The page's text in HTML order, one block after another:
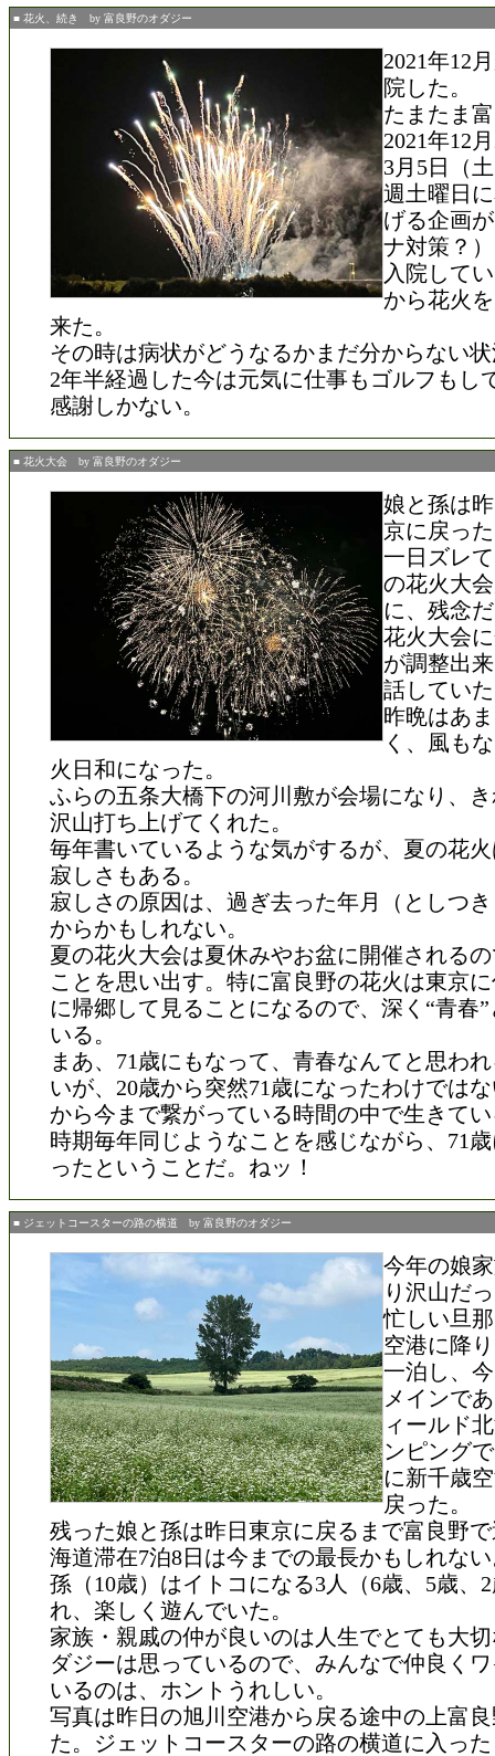
■ 花火、続き by 富良野のオダジー
2021年12
院した。
たまたま
2021年12
3月5日（
週土曜日
げる企画
ナ対策？
入院して
から花火
来た。
その時は病状がどうなるかまだ分からない
2年半経過した今は元気に仕事もゴルフもし
感謝しかない。
■ 花火大会 by 富良野のオダジー
娘と孫は
京に戻っ
一日ズレ
の花火大
に、残念
花火大会
が調整出
話してい
昨晩はあ
く、風も
火日和になった。
ふらの五条大橋下の河川敷が会場になり、
沢山打ち上げてくれた。
毎年書いているような気がするが、夏の花
寂しさもある。
寂しさの原因は、過ぎ去った年月（としつ
からかもしれない。
夏の花火大会は夏休みやお盆に開催される
ことを思い出す。特に富良野の花火は東京
に帰郷して見ることになるので、深く“青春
いる。
まあ、71歳にもなって、青春なんてと思わ
いが、20歳から突然71歳になったわけでは
から今まで繋がっている時間の中で生きて
時期毎年同じようなことを感じながら、71
ったということだ。ねッ！
■ ジェットコースターの路の横道 by 富良野のオダジー
今年の娘
り沢山だ
忙しい旦
空港に降
一泊し、
メインで
ィールド
ンピング
に新千歳
戻った。
残った娘と孫は昨日東京に戻るまで富良野
海道滞在7泊8日は今までの最長かもしれな
孫（10歳）はイトコになる3人（6歳、5歳、
れ、楽しく遊んでいた。
家族・親戚の仲が良いのは人生でとても大
ダジーは思っているので、みんなで仲良く
いるのは、ホントうれしい。
写真は昨日の旭川空港から戻る途中の上富
た。ジェットコースターの路の横道に入っ